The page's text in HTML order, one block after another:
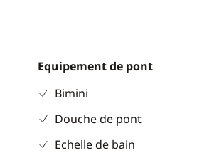
Equipement de pont
Bimini
Douche de pont
Echelle de bain